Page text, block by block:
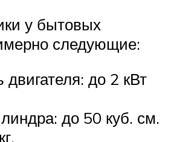
у бытовых
следующие:
до 2 кВт
до 50 куб. см.